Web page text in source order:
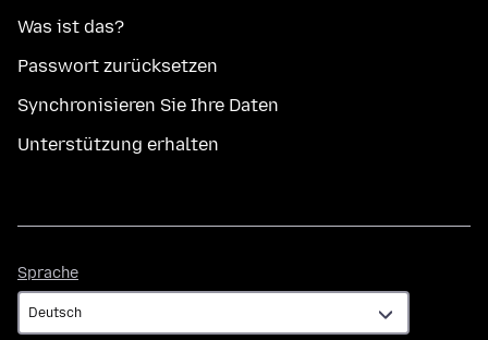
Was ist das?
Passwort zurücksetzen
Synchronisieren Sie Ihre Daten
Unterstützung erhalten
Sprache